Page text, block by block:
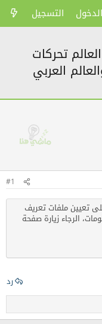
التسجيل
تحركات
العربي
#1
تعيين ملفات تعريف
الرجاء زيارة صفحة
رد